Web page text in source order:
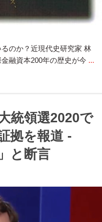
のか？近現代史研究家 林
融資本200年の歴史が今 ...
統領選2020で
拠を報道 -
と断言